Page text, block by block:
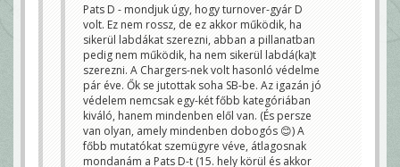
Pats D - mondjuk úgy, hogy turnover-gyár D
volt. Ez nem rossz, de ez akkor működik, ha
sikerül labdákat szerezni, abban a pillanatban
pedig nem működik, ha nem sikerül labdá(ka)t
szerezni. A Chargers-nek volt hasonló védelme
pár éve. Ők se jutottak soha SB-be. Az igazán jó
védelem nemcsak egy-két főbb kategóriában
kiváló, hanem mindenben elől van. (És persze
van olyan, amely mindenben dobogós 😊) A
főbb mutatókat szemügyre véve, átlagosnak
mondanám a Pats D-t (15. hely körül és akkor